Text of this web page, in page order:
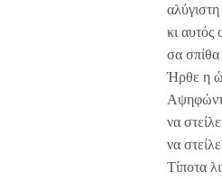
κι αυτός
σα σπίθα
Ήρθε η
να
να
Τίποτα